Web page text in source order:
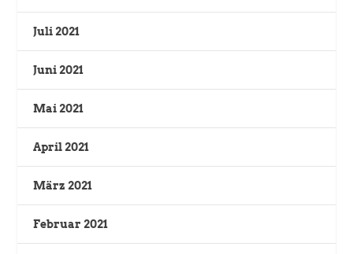
Juli 2021
Juni 2021
Mai 2021
April 2021
März 2021
Februar 2021